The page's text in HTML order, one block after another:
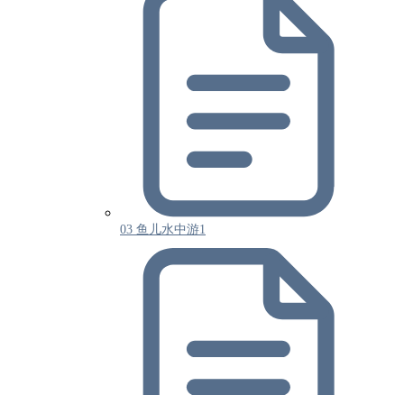
03 鱼儿水中游1